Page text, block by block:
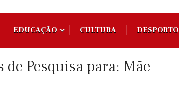
EDUCAÇÃO CULTURA DESPORTO
de Pesquisa para: Mãe